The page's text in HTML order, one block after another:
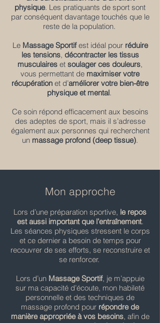
physique. Les pratiquants de sport sont
par conséquent davantage touchés que le
reste de la population.
Le Massage Sportifest idéal pour réduire
les tensions, décontracter les tissus
musculaires et soulager ces douleurs,
vous permettant de maximiser votre
récupération et d’améliorer votre bien-être
physique et mental.
Ce soin répond efficacement aux besoins
des adeptes de sport, mais il s’adresse
également aux personnes qui recherchent
un massage profond (deep tissue).
Mon approche
Lors d’une préparation sportive, le repos
est aussi important que l’entraînement.
Les séances physiques stressent le corps
et ce dernier a besoin de temps pour
recouvrer de ses efforts, se reconstruire et
se renforcer.
Lors d’un Massage Sportif, je m’appuie
sur ma capacité d’écoute, mon habileté
personnelle et des techniques de
massage profond pour répondre de
manière appropriée à vos besoins, afin de